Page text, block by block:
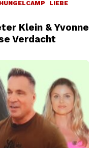
LIEBE
Klein & Yvonne
Verdacht